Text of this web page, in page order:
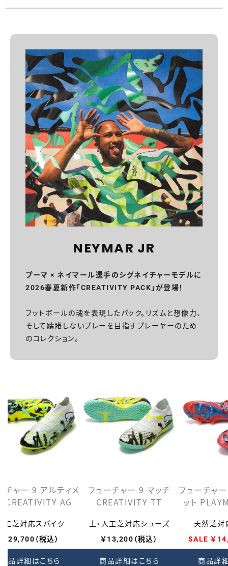
NEYMAR JR
プーマ × ネイマール選手のシグネイチャーモデルに
2026春夏新作「CREATIVITY PACK」が登場！
フットボールの魂を表現したパック。リズムと想像力、
そして躊躇しないプレーを目指すプレーヤーのため
のコレクション。
チャー 9 アルティメ
CREATIVITY AG
工芝対応スパイク
￥29,700（税込）
商品詳細はこちら
フューチャー 9 マッチ
CREATIVITY TT
土・人工芝対応シューズ
￥13,200（税込）
商品詳細はこちら
フューチャ
ット
天然芝対
SALE ￥
商品詳